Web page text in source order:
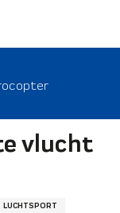
vlucht
LUCHTSPORT